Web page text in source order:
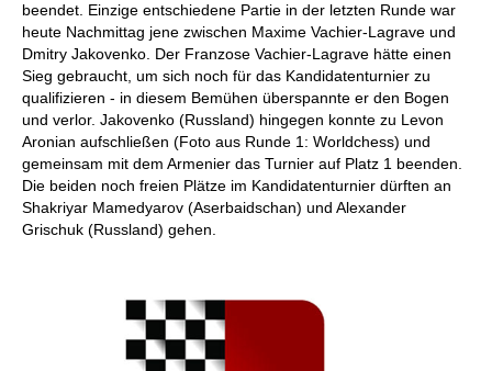
beendet. Einzige entschiedene Partie in der letzten Runde war
heute Nachmittag jene zwischen Maxime Vachier-Lagrave und
Dmitry Jakovenko. Der Franzose Vachier-Lagrave hätte einen
Sieg gebraucht, um sich noch für das Kandidatenturnier zu
qualifizieren - in diesem Bemühen überspannte er den Bogen
und verlor. Jakovenko (Russland) hingegen konnte zu Levon
Aronian aufschließen (Foto aus Runde 1: Worldchess) und
gemeinsam mit dem Armenier das Turnier auf Platz 1 beenden.
Die beiden noch freien Plätze im Kandidatenturnier dürften an
Shakriyar Mamedyarov (Aserbaidschan) und Alexander
Grischuk (Russland) gehen.